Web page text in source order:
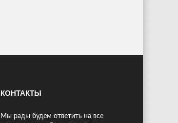
КОНТАКТЫ
Мы рады будем ответить на все